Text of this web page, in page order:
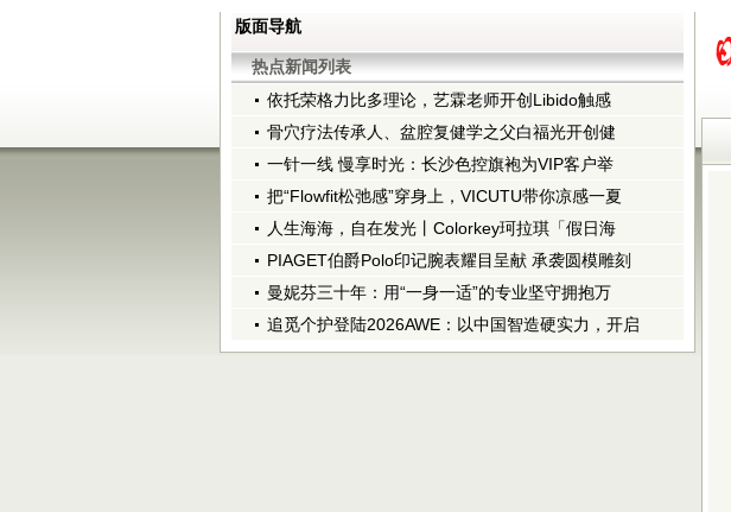
版面导航
热点新闻列表
依托荣格力比多理论，艺霖老师开创Libido触感
骨穴疗法传承人、盆腔复健学之父白福光开创健
一针一线 慢享时光：长沙色控旗袍为VIP客户举
把“Flowfit松弛感”穿身上，VICUTU带你凉感一夏
人生海海，自在发光丨Colorkey珂拉琪「假日海
PIAGET伯爵Polo印记腕表耀目呈献 承袭圆模雕刻
曼妮芬三十年：用“一身一适”的专业坚守拥抱万
追觅个护登陆2026AWE：以中国智造硬实力，开启